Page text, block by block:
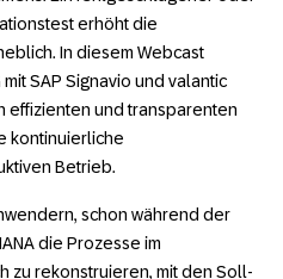
erhöht die
In diesem Webcast
SAP Signavio und valantic
und transparenten
kontinuierliche
Betrieb.
schon während der
die Prozesse im
zu rekonstruieren, mit den Soll-